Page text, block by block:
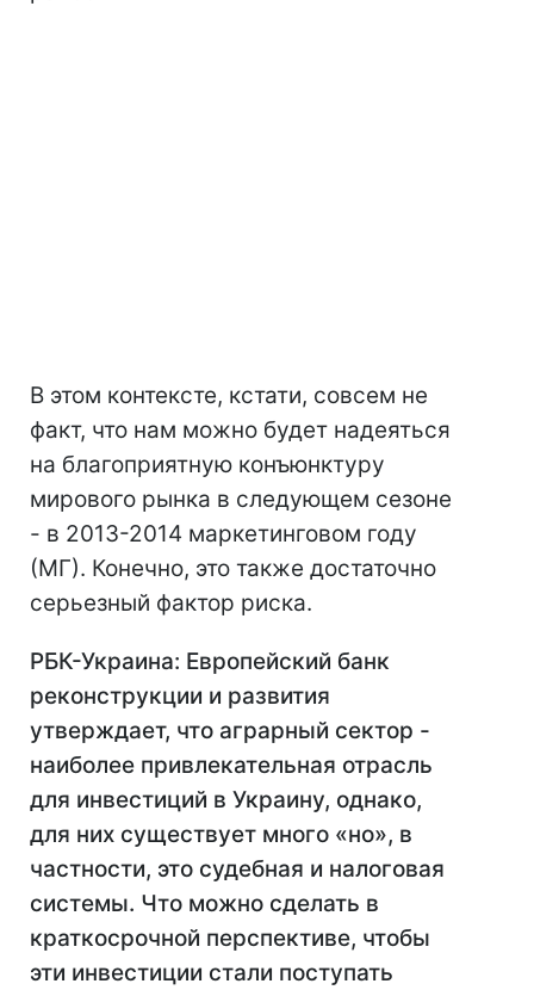
В этом контексте, кстати, совсем не
факт, что нам можно будет надеяться
на благоприятную конъюнктуру
мирового рынка в следующем сезоне
- в 2013-2014 маркетинговом году
(МГ). Конечно, это также достаточно
серьезный фактор риска.
РБК-Украина: Европейский банк
реконструкции и развития
утверждает, что аграрный сектор -
наиболее привлекательная отрасль
для инвестиций в Украину, однако,
для них существует много «но», в
частности, это судебная и налоговая
системы. Что можно сделать в
краткосрочной перспективе, чтобы
эти инвестиции стали поступать